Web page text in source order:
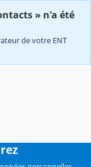
» n'a été
de votre ENT